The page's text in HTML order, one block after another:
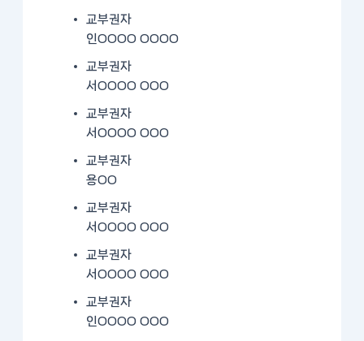
교부권자
인OOOO OOOO
교부권자
서OOOO OOO
교부권자
서OOOO OOO
교부권자
용OO
교부권자
서OOOO OOO
교부권자
서OOOO OOO
교부권자
인OOOO OOO